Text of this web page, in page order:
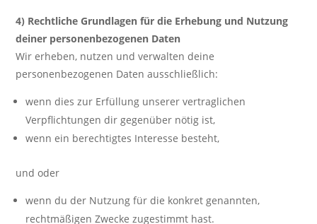
4) Rechtliche Grundlagen für die Erhebung und Nutzung
deiner personenbezogenen Daten
Wir erheben, nutzen und verwalten deine
personenbezogenen Daten ausschließlich:
wenn dies zur Erfüllung unserer vertraglichen
Verpflichtungen dir gegenüber nötig ist,
wenn ein berechtigtes Interesse besteht,
und oder
wenn du der Nutzung für die konkret genannten,
rechtmäßigen Zwecke zugestimmt hast.